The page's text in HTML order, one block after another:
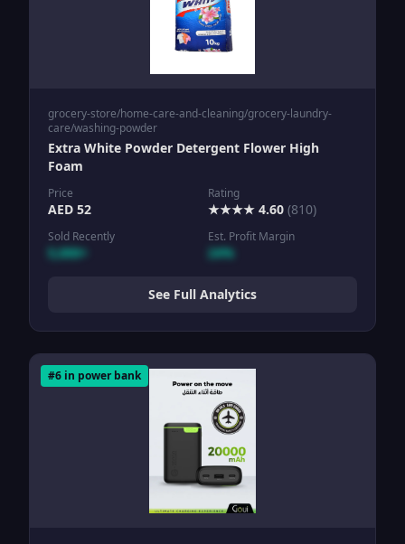
grocery-store/home-care-and-cleaning/grocery-laundry-
care/washing-powder
Extra White Powder Detergent Flower High
Foam
Price
AED 52
Rating
★★★★ 4.60 (810)
Sold Recently
5,000+
Est. Profit Margin
24%
See Full Analytics
#6 in power bank